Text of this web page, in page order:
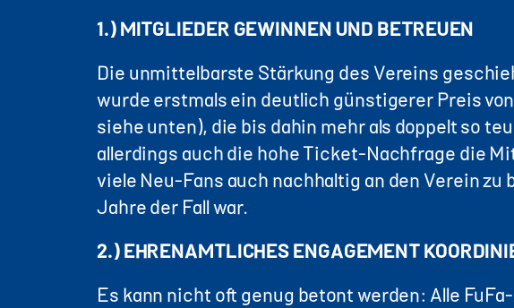
1.) MITGLIEDER GEWINNEN UND BETREUEN
Die unmittelbarste Stärkung des Vereins
wurde erstmals ein deutlich günstigerer Preis
siehe unten), die bis dahin mehr als doppelt so
allerdings auch die hohe Ticket-Nachfrage die
viele Neu-Fans auch nachhaltig an den Verein
Jahre der Fall war.
2.) EHRENAMTLICHES ENGAGEMENT
Es kann nicht oft genug betont werden: Alle